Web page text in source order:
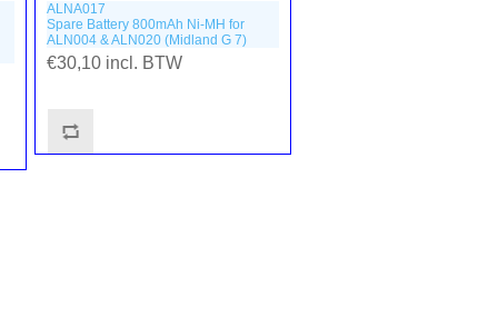
ALNA017
Spare Battery 800mAh Ni-MH for
ALN004 & ALN020 (Midland G 7)
€30,10 incl. BTW